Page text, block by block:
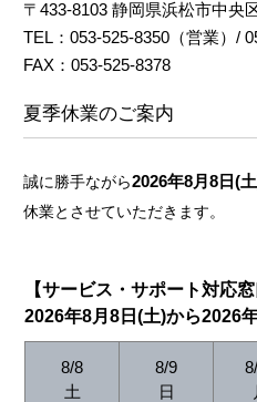
〒433-8103 静岡県浜松市中央
TEL：053-525-8350（営業）/
FAX：053-525-8378
夏季休業のご案内
誠に勝手ながら2026年8月8日(
休業とさせていただきます。
【サービス・サポート対応窓
2026年8月8日(土)から2026
8/8
土
8/9
日